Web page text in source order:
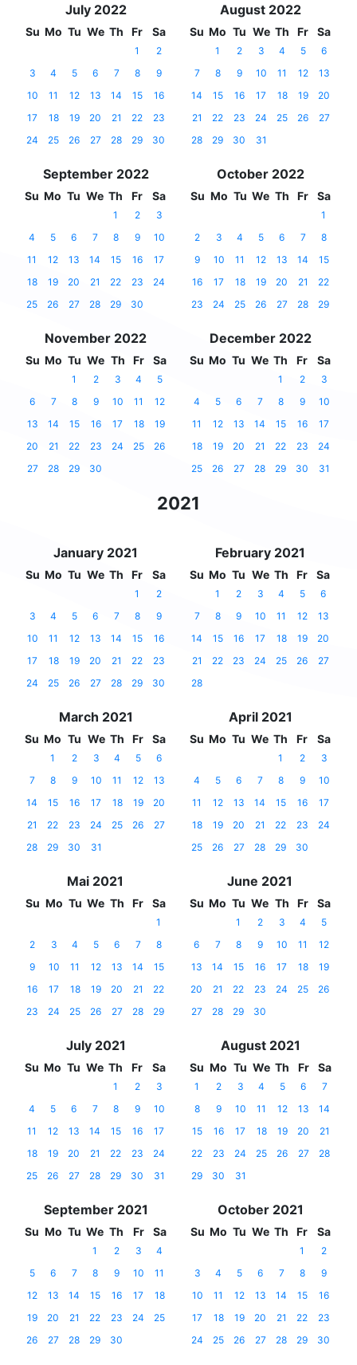
July 2022
Su Mo Tu We Th Fr Sa
1
2
3
4 5 6 7 8
9
10
11 12 13 14 15
16
17
18 19 20 21 22
23
24
25 26 27 28 29 30
August 2022
Su Mo Tu We Th Fr Sa
1 2 3 4 5
6
7
8 9 10 11 12
13
14
15 16 17 18 19
20
21
22 23 24 25 26
27
28
29 30 31
September 2022
Su Mo Tu We Th Fr Sa
1 2
3
4
5 6 7 8 9
10
11
12 13 14 15 16
17
18
19 20 21 22 23
24
25
26 27 28 29 30
October 2022
Su Mo Tu We Th Fr Sa
1
2
3 4 5 6 7
8
9
10 11 12 13 14
15
16
17 18 19 20 21
22
23
24 25 26 27 28 29
November 2022
Su Mo Tu We Th Fr Sa
1 2 3 4
5
6
7 8 9 10 11
12
13
14 15 16 17 18
19
20
21 22 23 24 25
26
27
28 29 30
December 2022
Su Mo Tu We Th Fr Sa
1 2
3
4
5 6 7 8 9
10
11
12 13 14 15 16
17
18
19 20 21 22 23
24
25
26 27 28 29 30 31
2021
January 2021
Su Mo Tu We Th Fr Sa
1
2
3
4 5 6 7 8
9
10
11 12 13 14 15
16
17
18 19 20 21 22
23
24
25 26 27 28 29 30
February 2021
Su Mo Tu We Th Fr Sa
1 2 3 4 5
6
7
8 9 10 11 12
13
14
15 16 17 18 19
20
21
22 23 24 25 26
27
28
March 2021
Su Mo Tu We Th Fr Sa
1 2 3 4 5
6
7
8 9 10 11 12
13
14
15 16 17 18 19
20
21
22 23 24 25 26
27
28
29 30 31
April 2021
Su Mo Tu We Th Fr Sa
1 2
3
4
5 6 7 8 9
10
11
12 13 14 15 16
17
18
19 20 21 22 23
24
25
26 27 28 29 30
Mai 2021
Su Mo Tu We Th Fr Sa
1
2
3 4 5 6 7
8
9
10 11 12 13 14
15
16
17 18 19 20 21
22
23
24 25 26 27 28 29
June 2021
Su Mo Tu We Th Fr Sa
1 2 3 4
5
6
7 8 9 10 11
12
13
14 15 16 17 18
19
20
21 22 23 24 25
26
27
28 29 30
July 2021
Su Mo Tu We Th Fr Sa
1 2
3
4
5 6 7 8 9
10
11
12 13 14 15 16
17
18
19 20 21 22 23
24
25
26 27 28 29 30 31
August 2021
Su Mo Tu We Th Fr Sa
1 2 3 4 5 6
7
8
9 10 11 12 13
14
15
16 17 18 19 20
21
22
23 24 25 26 27
28
29
30 31
September 2021
Su Mo Tu We Th Fr Sa
1 2 3
4
5
6 7 8 9 10
11
12
13 14 15 16 17
18
19
20 21 22 23 24
25
26
27 28 29 30
October 2021
Su Mo Tu We Th Fr Sa
1
2
3
4 5 6 7 8
9
10
11 12 13 14 15
16
17
18 19 20 21 22
23
24
25 26 27 28 29 30